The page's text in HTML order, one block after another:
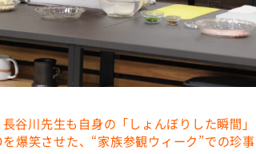
長谷川先生も自身の「しょんぼりした瞬間
を爆笑させた、“家族参観ウィーク”での珍